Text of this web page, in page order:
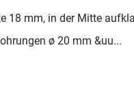
18 mm, in der Mitte
ø 20 mm &uu...